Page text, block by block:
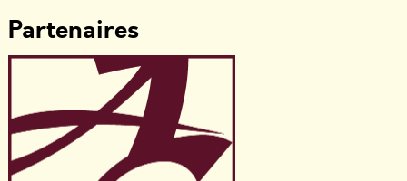
Partenaires